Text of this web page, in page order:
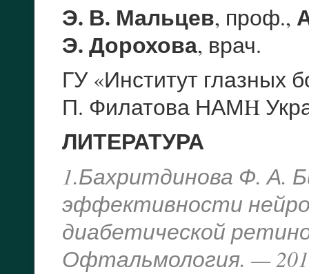
Э. В. Мальцев, проф.,
Э. Дорохова, врач.
ГУ «Институт глазных
П. Филатова НАМH
ЛИТЕРАТУРА
1.Бахритдинова Ф. А.
эффективности
диабетической
Офтальмология. —